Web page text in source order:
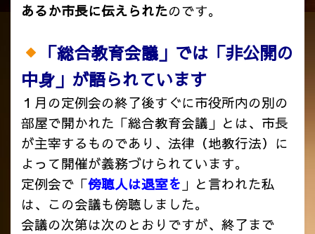
あるか市長に伝えられたのです。
「総合教育会議」では「非公開の
中身」が語られています
１月の定例会の終了後すぐに市役所内の別の
部屋で開かれた「総合教育会議」とは、市長
が主宰するものであり、法律（地教行法）に
よって開催が義務づけられています。
定例会で「傍聴人は退室を 」と言われた私
は、この会議も傍聴しました。
会議の次第は次のとおりですが、終了まで